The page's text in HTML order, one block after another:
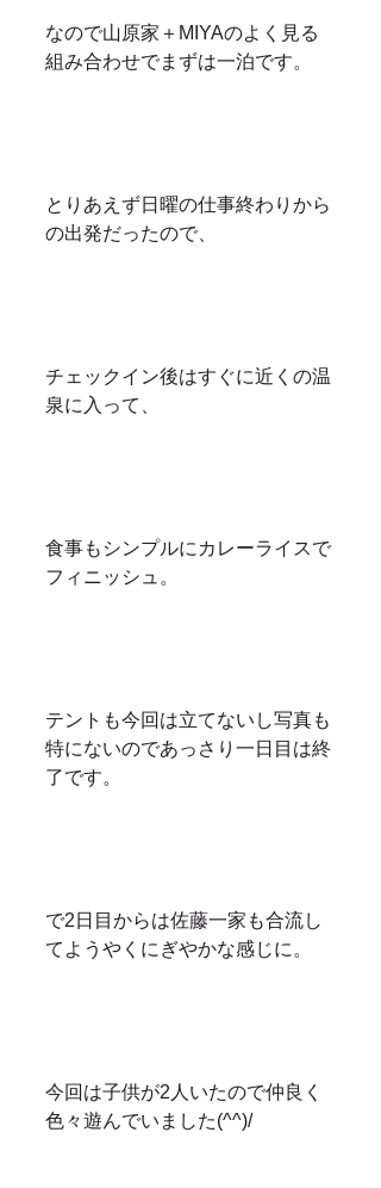
なので山原家＋MIYAのよく見る
組み合わせでまずは一泊です。
とりあえず日曜の仕事終わりから
の出発だったので、
チェックイン後はすぐに近くの温
泉に入って、
食事もシンプルにカレーライスで
フィニッシュ。
テントも今回は立てないし写真も
特にないのであっさり一日目は終
了です。
で2日目からは佐藤一家も合流し
てようやくにぎやかな感じに。
今回は子供が2人いたので仲良く
色々遊んでいました(^^)/